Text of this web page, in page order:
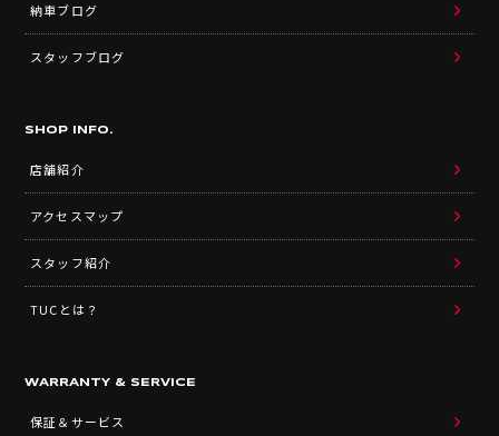
納車ブログ
スタッフブログ
SHOP INFO.
店舗紹介
アクセスマップ
スタッフ紹介
TUCとは？
WARRANTY & SERVICE
保証＆サービス